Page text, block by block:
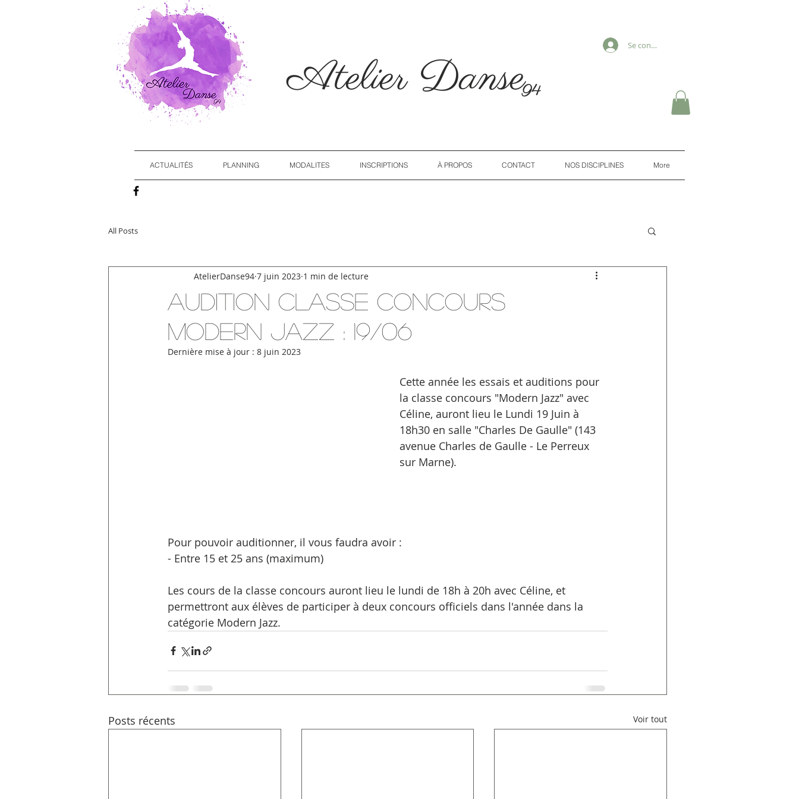
Atelier Danse
94
Se connecter
ACTUALITÉS PLANNING MODALITES INSCRIPTIONS À PROPOS CONTACT NOS DISCIPLINES More
All Posts
Audition Classe Concours
MODERN JAZZ : 19/06
AtelierDanse94 7 juin 2023 1 min de lecture
Dernière mise à jour : 8 juin 2023
Cette année les essais et auditions pour
la classe concours "Modern Jazz" avec
Céline, auront lieu le Lundi 19 Juin à
18h30 en salle "Charles De Gaulle" (143
avenue Charles de Gaulle - Le Perreux
sur Marne).
Pour pouvoir auditionner, il vous faudra avoir :
- Entre 15 et 25 ans (maximum)
Les cours de la classe concours auront lieu le lundi de 18h à 20h avec Céline, et
permettront aux élèves de participer à deux concours officiels dans l'année dans la
catégorie Modern Jazz.
Posts récents Voir tout